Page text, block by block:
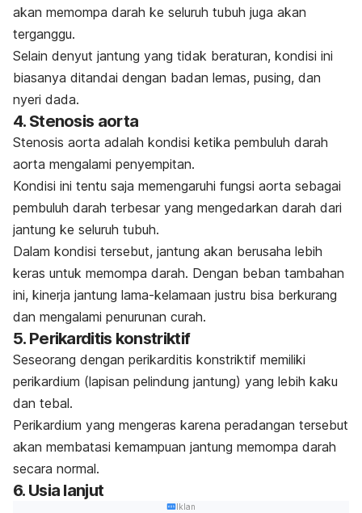
akan memompa darah ke seluruh tubuh juga akan
terganggu.
Selain denyut jantung yang tidak beraturan, kondisi ini
biasanya ditandai dengan badan lemas, pusing, dan
nyeri dada.
4. Stenosis aorta
Stenosis aorta adalah kondisi ketika pembuluh darah
aorta mengalami penyempitan.
Kondisi ini tentu saja memengaruhi fungsi aorta sebagai
pembuluh darah terbesar yang mengedarkan darah dari
jantung ke seluruh tubuh.
Dalam kondisi tersebut, jantung akan berusaha lebih
keras untuk memompa darah. Dengan beban tambahan
ini, kinerja jantung lama-kelamaan justru bisa berkurang
dan mengalami penurunan curah.
5. Perikarditis konstriktif
Seseorang dengan perikarditis konstriktif memiliki
perikardium (lapisan pelindung jantung) yang lebih kaku
dan tebal.
Perikardium yang mengeras karena peradangan tersebut
akan membatasi kemampuan jantung memompa darah
secara normal.
6. Usia lanjut
Iklan